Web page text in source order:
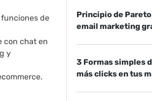
de
con chat en
y
Principio de Pareto
email marketing
3 Formas simples
más clicks en tus